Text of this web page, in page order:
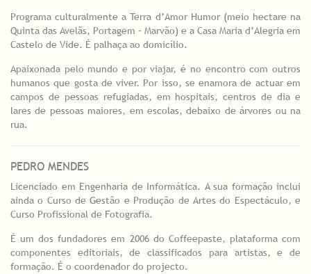
Programa culturalmente a Terra d’Amor Humor (meio hectare na
Quinta das Avelãs, Portagem – Marvão) e a Casa Maria d’Alegria em
Castelo de Vide. É palhaça ao domicílio.
Apaixonada pelo mundo e por viajar, é no encontro com outros
humanos que gosta de viver. Por isso, se enamora de actuar em
campos de pessoas refugiadas, em hospitais, centros de dia e
lares de pessoas maiores, em escolas, debaixo de árvores ou na
rua.
PEDRO MENDES
Licenciado em Engenharia de Informática. A sua formação inclui
ainda o Curso de Gestão e Produção de Artes do Espectáculo, e
Curso Profissional de Fotografia.
É um dos fundadores em 2006 do Coffeepaste, plataforma com
componentes editoriais, de classificados para artistas, e de
formação. É o coordenador do projecto.